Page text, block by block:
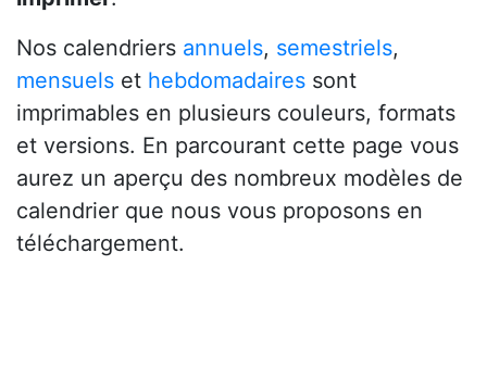
Nos calendriers annuels, semestriels,
mensuels et hebdomadaires sont
imprimables en plusieurs couleurs, formats
et versions. En parcourant cette page vous
aurez un aperçu des nombreux modèles de
calendrier que nous vous proposons en
téléchargement.